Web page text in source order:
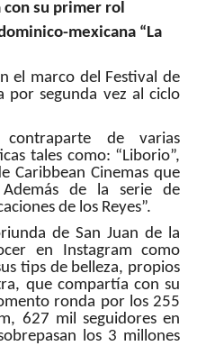
con su primer rol
mexicana “La
el marco del Festival de
por segunda vez al ciclo
de varias
tales como: “Liborio”,
Caribbean Cinemas que
Además de la serie de
de los Reyes”.
de San Juan de la
en Instagram como
tips de belleza, propios
que compartía con su
ronda por los 255
627 mil seguidores en
los 3 millones